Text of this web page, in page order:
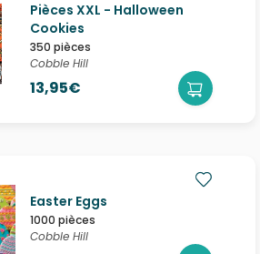
Pièces XXL - Halloween
Cookies
350 pièces
Cobble Hill
13,95€
Easter Eggs
1000 pièces
Cobble Hill